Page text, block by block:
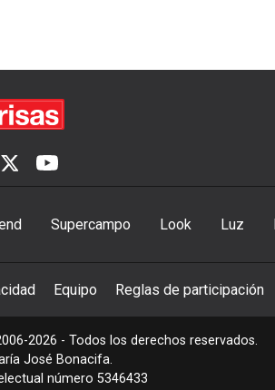
Supercampo Look Luz
Equipo Reglas de participación
2026 - Todos los derechos reservados.
José Bonacifa.
número 5346433